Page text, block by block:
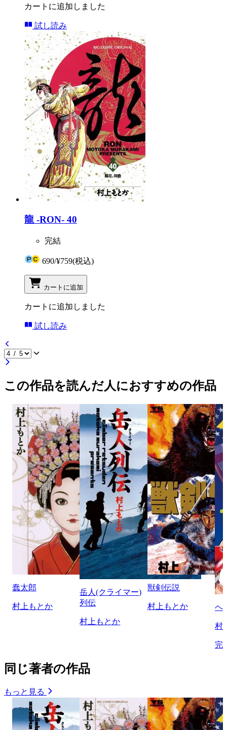
カートに追加しました
試し読み
龍 -RON- 40
完結
690/¥759(税込)
カートに追加
カートに追加しました
試し読み
この作品を読んだ人におすすめの作品
蠢太郎
村上もとか
岳人(クライマー)
列伝
村上もとか
獣剣伝説
村上もとか ヘ
村
完
同じ著者の作品
もっと見る